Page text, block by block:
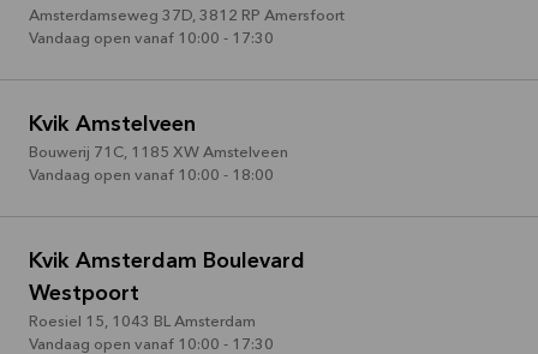
Amsterdamseweg 37D, 3812 RP Amersfoort
Vandaag open vanaf 10:00 - 17:30
Kvik Amstelveen
Bouwerij 71C, 1185 XW Amstelveen
Vandaag open vanaf 10:00 - 18:00
Kvik Amsterdam Boulevard
Westpoort
Roesiel 15, 1043 BL Amsterdam
Vandaag open vanaf 10:00 - 17:30